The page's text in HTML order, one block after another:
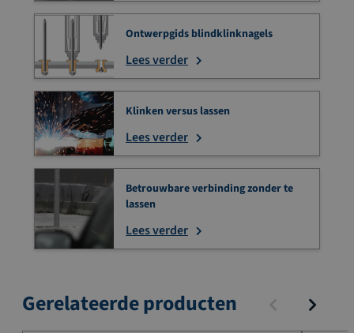
Ontwerpgids blindklinknagels
Lees verder
Klinken versus lassen
Lees verder
Betrouwbare verbinding zonder te
lassen
Lees verder
Gerelateerde producten